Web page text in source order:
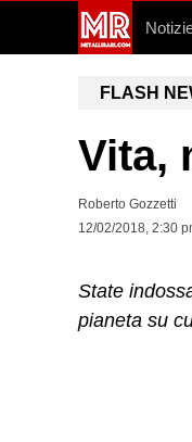
FLASH
Vita,
Roberto Gozzetti
12/02/2018, 2:30
State
pianeta su